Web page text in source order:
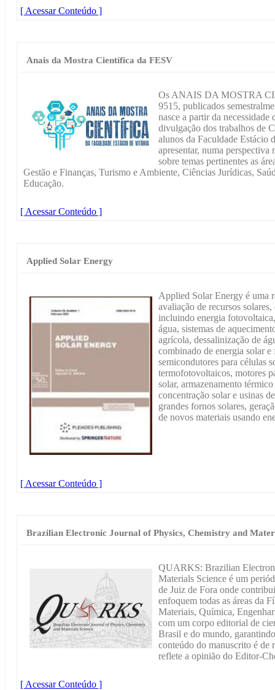
[ Acessar Conteúdo ]
Anais da Mostra Científica da FESV
Os ANAIS DA MOSTRA
9515, publicados
nasce a partir da necessidade
divulgação dos trabalhos de
alunos da Faculdade Estácio
apresentar, numa
sobre temas pertinentes as
Gestão e Finanças, Turismo e Ambiente, Ciências Jurídicas,
Educação.
[ Acessar Conteúdo ]
Applied Solar Energy
Applied Solar Energy é uma
avaliação de recursos
incluindo energia
água, sistemas de
agrícola, dessalinização de
combinado de energia solar
semicondutores para células
termofotovoltaicos, motores
solar, armazenamento
concentração solar e usinas
grandes fornos solares,
de novos materiais usando
[ Acessar Conteúdo ]
Brazilian Electronic Journal of Physics, Chemistry and
QUARKS: Brazilian
Materials Science é um
de Juiz de Fora onde
enfoquem todas as áreas da
Materiais, Química,
com um corpo editorial de
Brasil e do mundo,
conteúdo do manuscrito é de
reflete a opinião do Editor-
[ Acessar Conteúdo ]